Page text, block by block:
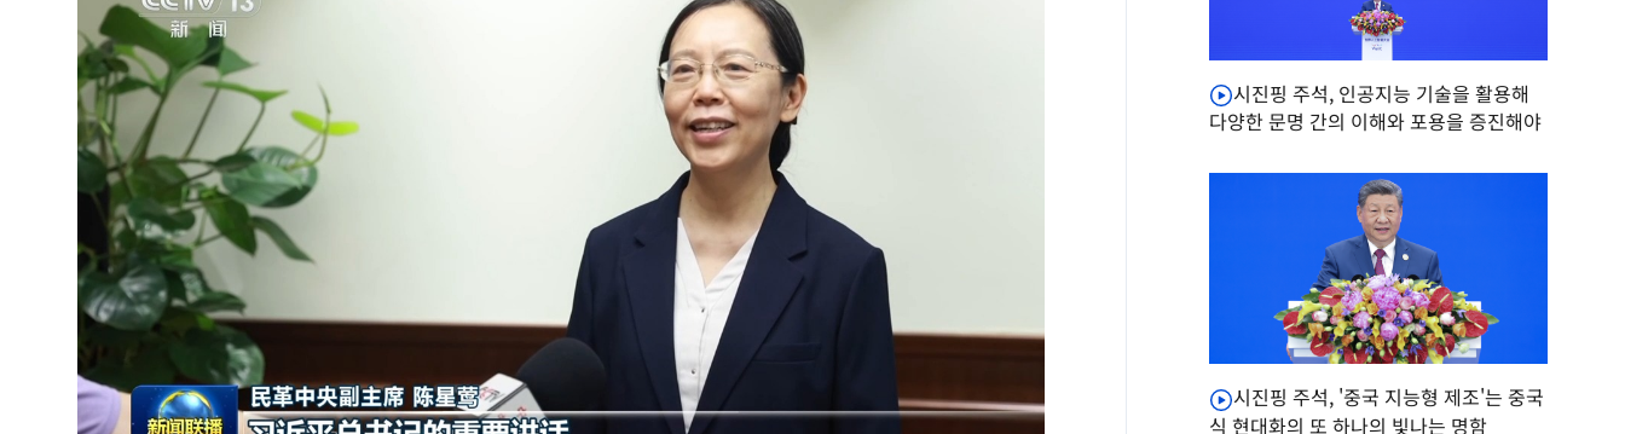
시진핑 주석, 인공지능 기술을 활용해
다양한 문명 간의 이해와 포용을 증진해야
시진핑 주석, '중국 지능형 제조'는 중국
식 현대화의 또 하나의 빛나는 명함